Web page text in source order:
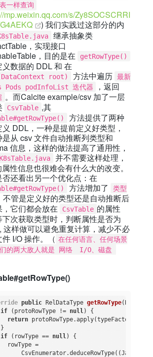
一样查询
mp.weixin.qq.com/s/Zy8SOCSCRRI
) 我们实践过这部分的内
继承抽象类
，实现接口
，目的是在
getRowType()
数据的 DDL 和 在
root) 方法中遍历 最新
Pods podInfoList 迭代器
，返回
。而Calcite example/csv 加了一层
CsvTable ,其
方法提供了两种
DDL，一种是提前定义好类型，
是从 csv 文件自动推断列类型和
信息，这样的做法提高了通用性，
K8sTable.java
并不需要这样处理，
性信息也很难会有什么大的改变。
否还看出另一个优化点：在
方法增加了
类型
不管是定义好的类型还是自动推断后
，它们都会放在
CsvTable 的属性
下次获取类型时，判断属性是否为
这样做可以避免重复计算，减少不必
I/O 操作。（ 在任何语言、任何场景
的两大敌人就是 网络　I/O、磁盘
public RelDataType getRowType
if (protoRowType != null ) {
return protoRowType.apply(typeFactory);
if (rowType == null ) {
rowType =